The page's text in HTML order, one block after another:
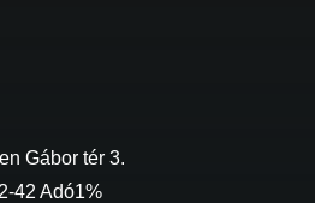
Gábor tér 3.
42 Adó1%